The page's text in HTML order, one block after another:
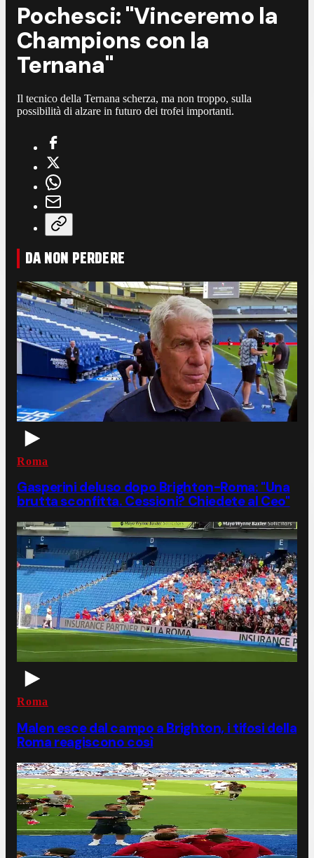
Pochesci: "Vinceremo la
Champions con la
Ternana"
Il tecnico della Ternana scherza, ma non troppo, sulla
possibilità di alzare in futuro dei trofei importanti.
DA NON PERDERE
Roma
Gasperini deluso dopo Brighton-Roma: "Una
brutta sconfitta. Cessioni? Chiedete al Ceo"
Roma
Malen esce dal campo a Brighton, i tifosi della
Roma reagiscono così